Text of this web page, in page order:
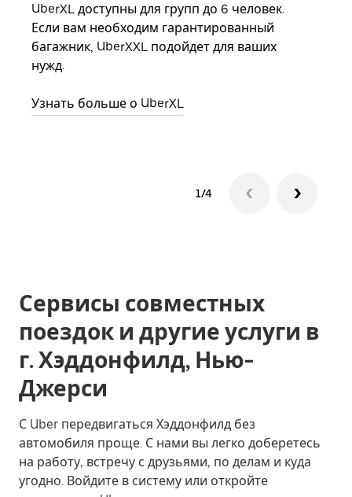
UberXL доступны для групп до 6 человек.
Если вам необходим гарантированный
багажник, UberXXL подойдет для ваших
нужд.
Узнать больше о UberXL
1/4
Сервисы совместных
поездок и другие услуги в
г. Хэддонфилд, Нью-
Джерси
С Uber передвигаться Хэддонфилд без
автомобиля проще. С нами вы легко доберетесь
на работу, встречу с друзьями, по делам и куда
угодно. Войдите в систему или откройте